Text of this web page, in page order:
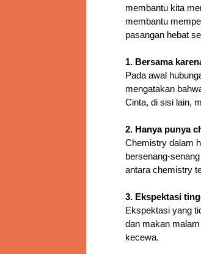
membantu kita
membantu
pasangan hebat
1. Bersama
Pada awal
mengatakan
Cinta, di sisi lain,
2. Hanya punya
Chemistry dalam
bersenang-
antara chemistry
3. Ekspektasi
Ekspektasi yang
dan makan
kecewa.